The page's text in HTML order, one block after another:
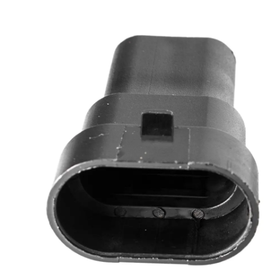
LED breedtelampen
LED flitsers LED
LED sprayleds
LED Hal,-
LED
voordeelpakketten
Overige